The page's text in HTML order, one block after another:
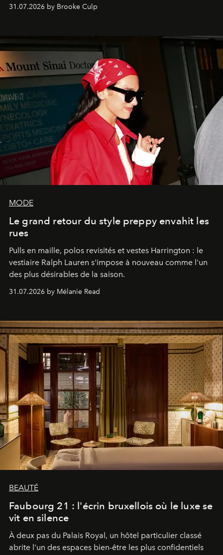
31.07.2026 by Brooke Culp
MODE
Le grand retour du style preppy envahit les
rues
Pulls en maille, polos revisités et vestes Harrington : le
vestiaire Ralph Lauren s'impose à nouveau comme l'un
des plus désirables de la saison.
31.07.2026 by Mélanie Read
BEAUTÉ
Faubourg 21 : l'écrin bruxellois où le luxe se
vit en silence
À deux pas du Palais Royal, un hôtel particulier classé
abrite l'un des espaces bien-être les plus confidentiels